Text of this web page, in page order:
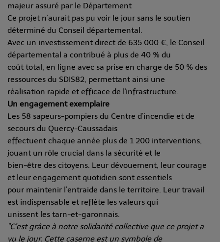
majeur assuré par le Département
Ce projet n’aurait pas pu voir le jour sans le soutien
déterminé du Conseil départemental.
Avec un investissement direct de 635 000 €, le Conseil
départemental a contribué à plus de 40 % du
coût total, en ligne avec sa prise en charge de 50 % des
ressources du SDIS82, permettant ainsi une
réalisation rapide et efficace de l'infrastructure.
Un engagement exemplaire
Les 58 sapeurs-pompiers du Centre d’incendie et de
secours du Quercy-Caussadais
effectuent chaque année plus de 1 200 interventions,
jouant un rôle crucial dans la sécurité et le
bien-être des citoyens. Leur dévouement, leur courage
et leur engagement quotidien sont essentiels
pour maintenir l’entraide dans le territoire. Leur travail
est indispensable et reflète les valeurs qui
unissent les tarn-et-garonnais.
"C’est grâce à notre solidarité collective que ce projet a
vu le jour. Cette caserne est un symbole de